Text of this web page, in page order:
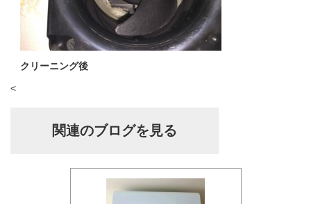
クリーニング後
<
関連のブログを見る